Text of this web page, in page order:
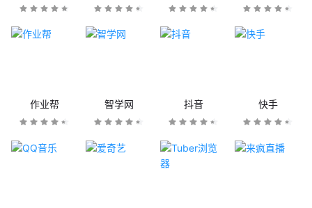
作业帮 智学网 抖音 快手